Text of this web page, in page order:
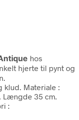
hos
hjerte til pynt og
klud. Materiale :
Længde 35 cm.
: